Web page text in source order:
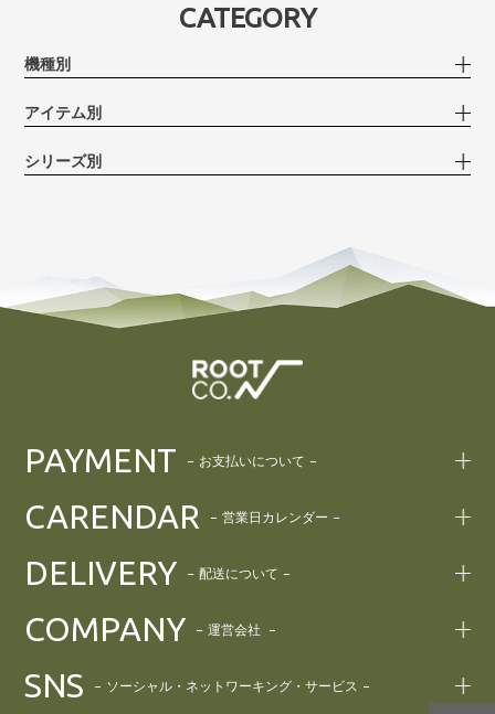
CATEGORY
機種別
アイテム別
シリーズ別
PAYMENT お支払いについて
CARENDAR 営業日カレンダー
DELIVERY 配送について
COMPANY 運営会社
SNS ソーシャル・ネットワーキング・サービス